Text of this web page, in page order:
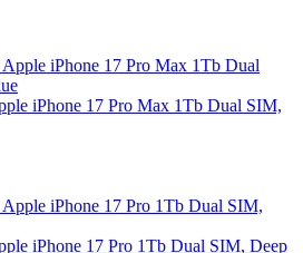
iPhone 17 Pro Max 1Tb Dual SIM,
iPhone 17 Pro 1Tb Dual SIM, Deep